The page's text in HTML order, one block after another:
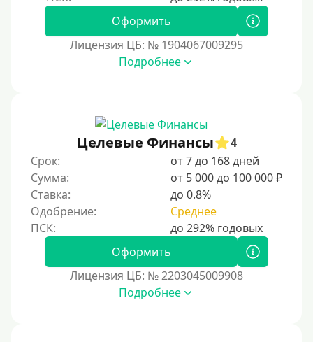
50000 руб
60000 руб
70000 руб
150000 руб
200000 руб
250000 руб
300000 руб
500000 руб
Мини займы
Оформить
Лицензия ЦБ: № 1904067009295
Подробнее
Целевые Финансы
4
Срок:
от 7 до 168 дней
Сумма:
от 5 000 до 100 000 ₽
Ставка:
до 0.8%
Одобрение:
Среднее
Оформить
Лицензия ЦБ: № 2203045009908
Подробнее